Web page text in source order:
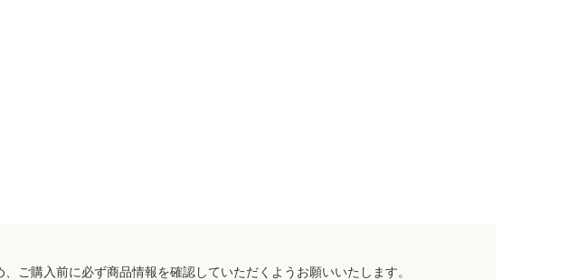
ご購入前に必ず商品情報を確認していただくようお願いいたします。